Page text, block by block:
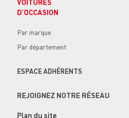
VOITURES
D’OCCASION
Par marque
Par département
ESPACE ADHÉRENTS
REJOIGNEZ NOTRE RÉSEAU
Plan du site